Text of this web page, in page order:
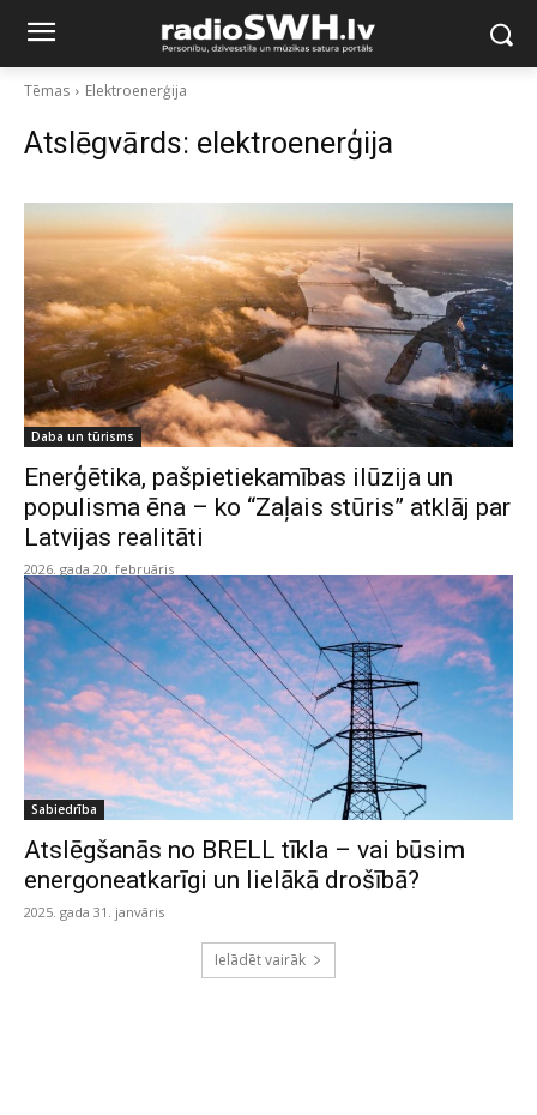
Tēmas Elektroenerģija
Atslēgvārds: elektroenerģija
Daba un tūrisms
Enerģētika, pašpietiekamības ilūzija un
populisma ēna – ko “Zaļais stūris” atklāj par
Latvijas realitāti
2026. gada 20. februāris
Sabiedrība
Atslēgšanās no BRELL tīkla – vai būsim
energoneatkarīgi un lielākā drošībā?
2025. gada 31. janvāris
Ielādēt vairāk